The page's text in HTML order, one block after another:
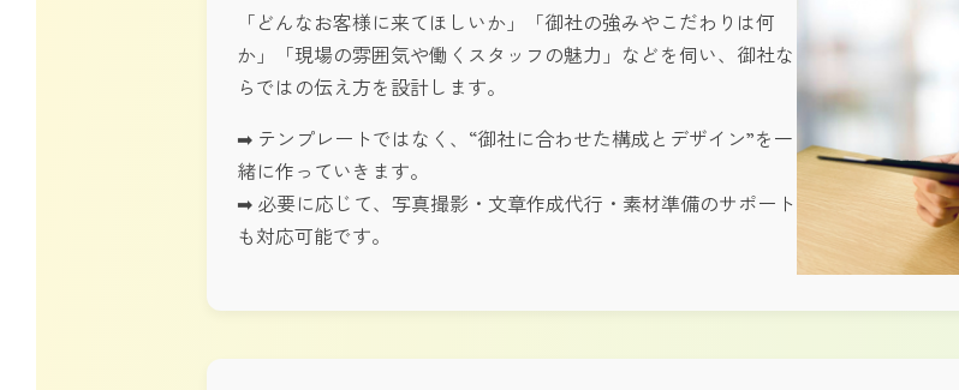
「どんなお客様に来てほしいか」「御社の強みやこだわりは何
か」「現場の雰囲気や働くスタッフの魅力」などを伺い、御社な
らではの伝え方を設計します。
➡ テンプレートではなく、“御社に合わせた構成とデザイン”を一
緒に作っていきます。
➡ 必要に応じて、写真撮影・文章作成代行・素材準備のサポート
も対応可能です。